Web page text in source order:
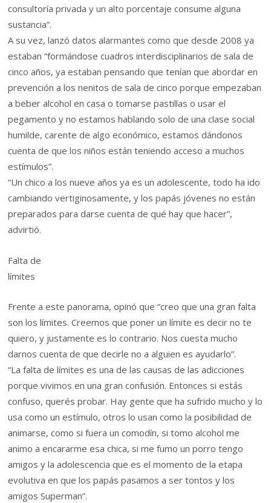
consultoría privada y un alto porcentaje consume alguna
sustancia”.
A su vez, lanzó datos alarmantes como que desde 2008 ya
estaban “formándose cuadros interdisciplinarios de sala de
cinco años, ya estaban pensando que tenían que abordar en
prevención a los nenitos de sala de cinco porque empezaban
a beber alcohol en casa o tomarse pastillas o usar el
pegamento y no estamos hablando solo de una clase social
humilde, carente de algo económico, estamos dándonos
cuenta de que los niños están teniendo acceso a muchos
estímulos”.
“Un chico a los nueve años ya es un adolescente, todo ha ido
cambiando vertiginosamente, y los papás jóvenes no están
preparados para darse cuenta de qué hay que hacer”,
advirtió.
Falta de
límites
Frente a este panorama, opinó que “creo que una gran falta
son los límites. Creemos que poner un límite es decir no te
quiero, y justamente es lo contrario. Nos cuesta mucho
darnos cuenta de que decirle no a alguien es ayudarlo”.
“La falta de límites es una de las causas de las adicciones
porque vivimos en una gran confusión. Entonces si estás
confuso, querés probar. Hay gente que ha sufrido mucho y lo
usa como un estímulo, otros lo usan como la posibilidad de
animarse, como si fuera un comodín, si tomo alcohol me
animo a encararme esa chica, si me fumo un porro tengo
amigos y la adolescencia que es el momento de la etapa
evolutiva en que los papás pasamos a ser tontos y los
amigos Superman”.